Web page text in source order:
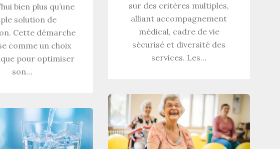
bien plus qu’une
solution de
Cette démarche
comme un choix
pour optimiser
son…
sur des critères multiples,
alliant accompagnement
médical, cadre de vie
sécurisé et diversité des
services. Les…